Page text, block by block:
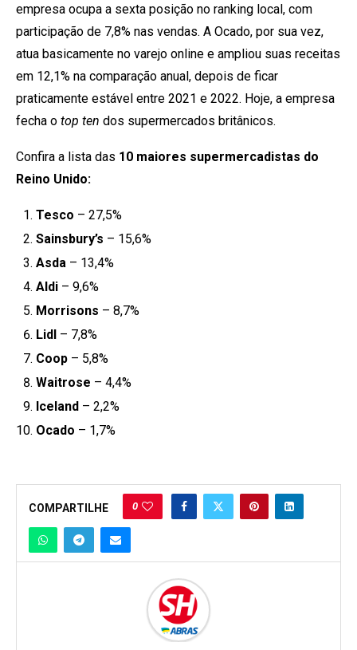
empresa ocupa a sexta posição no ranking local, com
participação de 7,8% nas vendas. A Ocado, por sua vez,
atua basicamente no varejo online e ampliou suas receitas
em 12,1% na comparação anual, depois de ficar
praticamente estável entre 2021 e 2022. Hoje, a empresa
fecha o top ten dos supermercados britânicos.
Confira a lista das 10 maiores supermercadistas do
Reino Unido:
Tesco – 27,5%
Sainsbury’s – 15,6%
Asda – 13,4%
Aldi – 9,6%
Morrisons – 8,7%
Lidl – 7,8%
Coop – 5,8%
Waitrose – 4,4%
Iceland – 2,2%
Ocado – 1,7%
COMPARTILHE 0